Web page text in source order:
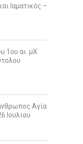
Ιαματικός –
1ου αι. μΧ
Αγία
Ιουλίου